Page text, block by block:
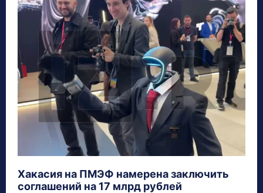
Хакасия на ПМЭФ намерена заключить
соглашений на 17 млрд рублей